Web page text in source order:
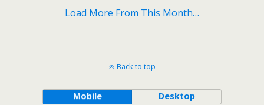
Load More From This Month…
Back to top
Mobile Desktop